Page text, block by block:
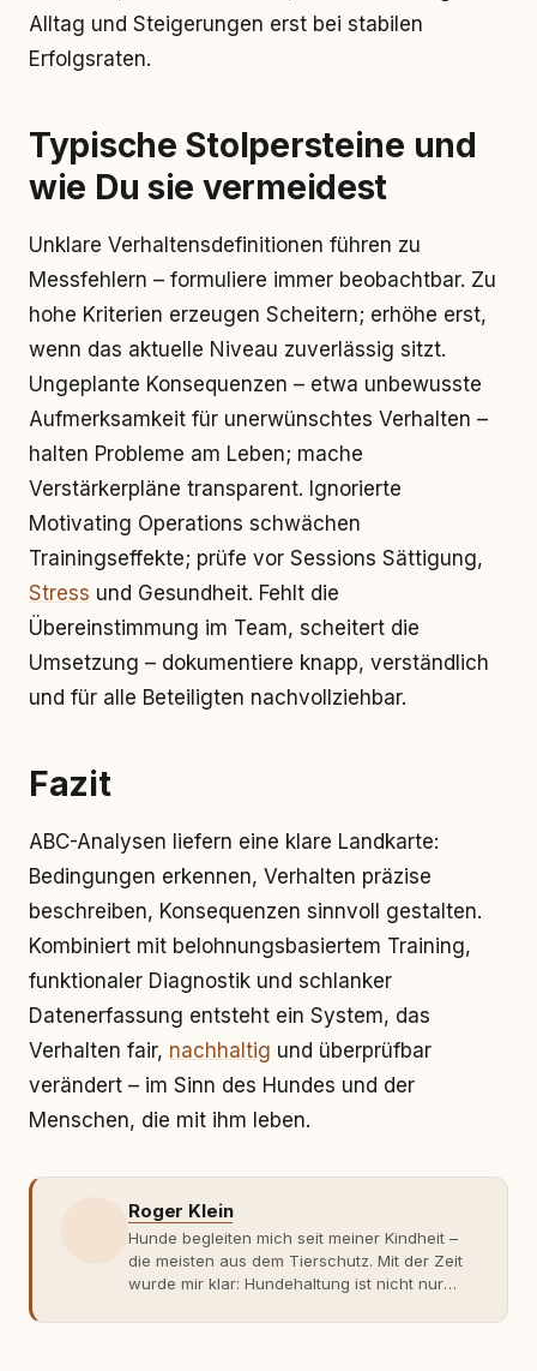
Alltag und Steigerungen erst bei stabilen
Erfolgsraten.
Typische Stolpersteine und
wie Du sie vermeidest
Unklare Verhaltensdefinitionen führen zu
Messfehlern – formuliere immer beobachtbar. Zu
hohe Kriterien erzeugen Scheitern; erhöhe erst,
wenn das aktuelle Niveau zuverlässig sitzt.
Ungeplante Konsequenzen – etwa unbewusste
Aufmerksamkeit für unerwünschtes Verhalten –
halten Probleme am Leben; mache
Verstärkerpläne transparent. Ignorierte
Motivating Operations schwächen
Trainingseffekte; prüfe vor Sessions Sättigung,
Stress und Gesundheit. Fehlt die
Übereinstimmung im Team, scheitert die
Umsetzung – dokumentiere knapp, verständlich
und für alle Beteiligten nachvollziehbar.
Fazit
ABC-Analysen liefern eine klare Landkarte:
Bedingungen erkennen, Verhalten präzise
beschreiben, Konsequenzen sinnvoll gestalten.
Kombiniert mit belohnungsbasiertem Training,
funktionaler Diagnostik und schlanker
Datenerfassung entsteht ein System, das
Verhalten fair, nachhaltig und überprüfbar
verändert – im Sinn des Hundes und der
Menschen, die mit ihm leben.
Roger Klein
Hunde begleiten mich seit meiner Kindheit –
die meisten aus dem Tierschutz. Mit der Zeit
wurde mir klar: Hundehaltung ist nicht nur
Fachwissen. Der Wendepunkt kam mit meinem